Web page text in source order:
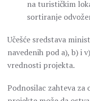
na turističkim
sortiranje
Učešće sredstava
navedenih pod a), b) i
vrednosti projekta.
Podnosilac zahteva za